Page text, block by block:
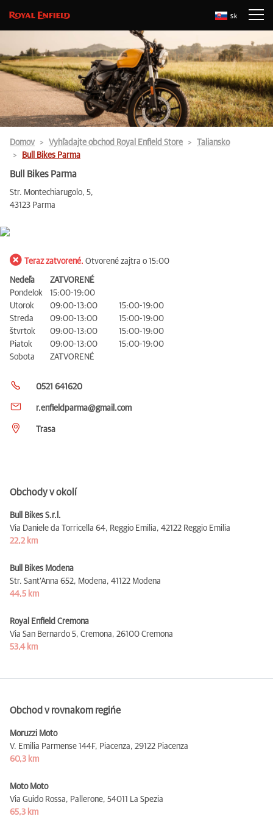
Sk
Domov Vyhľadajte obchod Royal Enfield Store
Taliansko
Bull Bikes Parma
Bull Bikes Parma
Str. Montechiarugolo, 5,
43123 Parma
Teraz zatvorené. Otvorené zajtra o 15:00
Nedeľa
ZATVORENÉ
Pondelok
15:00-19:00
Utorok
09:00-13:00
15:00-19:00
Streda
09:00-13:00
15:00-19:00
štvrtok
09:00-13:00
15:00-19:00
Piatok
09:00-13:00
15:00-19:00
Sobota
ZATVORENÉ
0521 641620
r.enfieldparma@gmail.com
Trasa
Obchody v okolí
Bull Bikes S.r.l.
Via Daniele da Torricella 64, Reggio Emilia, 42122 Reggio Emilia
22,2 km
Bull Bikes Modena
Str. Sant'Anna 652, Modena, 41122 Modena
44,5 km
Royal Enfield Cremona
Via San Bernardo 5, Cremona, 26100 Cremona
53,4 km
Obchod v rovnakom regińe
Moruzzi Moto
V. Emilia Parmense 144F, Piacenza, 29122 Piacenza
60,3 km
Moto Moto
Via Guido Rossa, Pallerone, 54011 La Spezia
65,3 km